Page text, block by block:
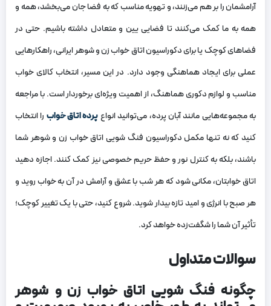
آرامشمان را بر هم می‌زنند، و تهویه مناسب که به فضا جان می‌بخشد، همه و
همه به ما کمک می‌کنند تا فضایی یین و متعادل داشته باشیم. حتی در
فضاهای کوچک یا برای دکوراسیون اتاق خواب زن و شوهر ایرانی، راهکارهایی
عملی برای ایجاد هماهنگی وجود دارد. در این مسیر، انتخاب کالای خواب
مناسب و لوازم دکوری هماهنگ، از اهمیت ویژه‌ای برخوردار است. با مراجعه
به مجموعه‌هایی مانند آبان پرده، می‌توانید انواع پرده اتاق خواب را انتخاب
کنید که نه تنها مکمل دکوراسیون فنگ شویی اتاق خواب زن و شوهر شما
باشند، بلکه به کنترل نور و حفظ حریم خصوصی نیز کمک کنند. اجازه دهید
اتاق خوابتان، مکانی شود که هر شب با عشق و آرامش در آن به خواب روید و
هر صبح با انرژی و امید تازه بیدار شوید. شروع کنید، حتی با یک تغییر کوچک؛
تأثیر آن شما را شگفت‌زده خواهد کرد.
سوالات متداول
چگونه فنگ شویی اتاق خواب زن و شوهر